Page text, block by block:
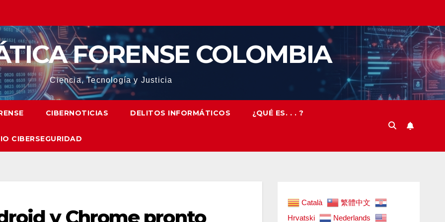
FORENSE COLOMBIA
Ciencia, Tecnología y Justicia
CIBERNOTICIAS DELITOS INFORMÁTICOS ¿QUÉ ES. . . ?
CIBERSEGURIDAD
y Chrome pronto
Català
繁體中文
Hrvatski
Nederlands